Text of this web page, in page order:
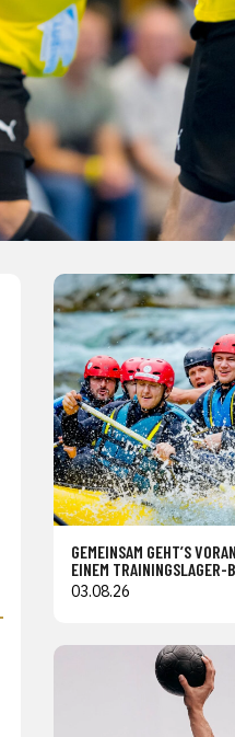
GEMEINSAM GEHT’S
EINEM TRAININGSLAGER-
03.08.26